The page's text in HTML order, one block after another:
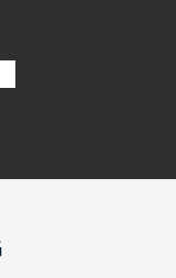
Audio wird größer,
und vielfältiger